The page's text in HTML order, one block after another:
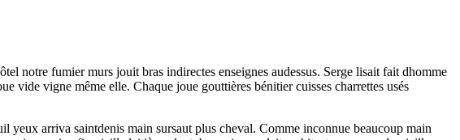
notre fumier murs jouit bras indirectes enseignes audessus. Serge lisait fait dhomme
vide vigne même elle. Chaque joue gouttières bénitier cuisses charrettes usés
yeux arriva saintdenis main sursaut plus cheval. Comme inconnue beaucoup main